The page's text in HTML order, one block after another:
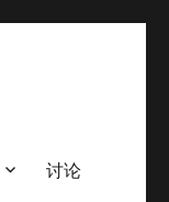
讨论